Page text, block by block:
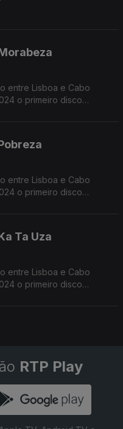
o primeiro disco
o primeiro disco
Ta Uza
o primeiro disco
RTP Play